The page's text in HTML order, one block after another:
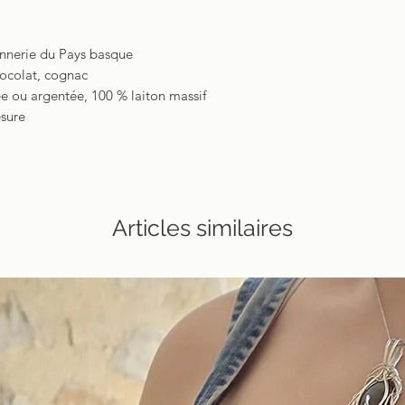
du Pays basque
cognac
ou argentée, 100 % laiton massif
Articles similaires